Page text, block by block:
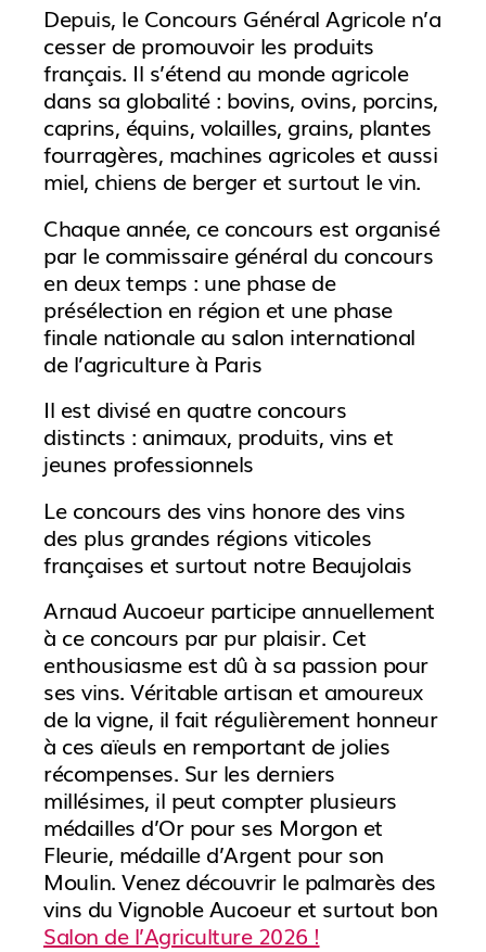
Depuis, le Concours Général Agricole n’a
cesser de promouvoir les produits
français. Il s’étend au monde agricole
dans sa globalité : bovins, ovins, porcins,
caprins, équins, volailles, grains, plantes
fourragères, machines agricoles et aussi
miel, chiens de berger et surtout le vin.
Chaque année, ce concours est organisé
par le commissaire général du concours
en deux temps : une phase de
présélection en région et une phase
finale nationale au salon international
de l’agriculture à Paris
Il est divisé en quatre concours
distincts : animaux, produits, vins et
jeunes professionnels
Le concours des vins honore des vins
des plus grandes régions viticoles
françaises et surtout notre Beaujolais
Arnaud Aucoeur participe annuellement
à ce concours par pur plaisir. Cet
enthousiasme est dû à sa passion pour
ses vins. Véritable artisan et amoureux
de la vigne, il fait régulièrement honneur
à ces aïeuls en remportant de jolies
récompenses. Sur les derniers
millésimes, il peut compter plusieurs
médailles d’Or pour ses Morgon et
Fleurie, médaille d’Argent pour son
Moulin. Venez découvrir le palmarès des
vins du Vignoble Aucoeur et surtout bon
Salon de l’Agriculture 2026 !